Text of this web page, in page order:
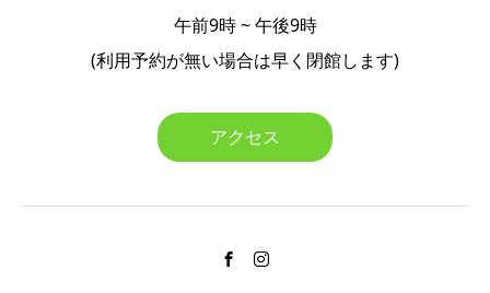
午前9時 ~ 午後9時
(利用予約が無い場合は早く閉館します)
アクセス